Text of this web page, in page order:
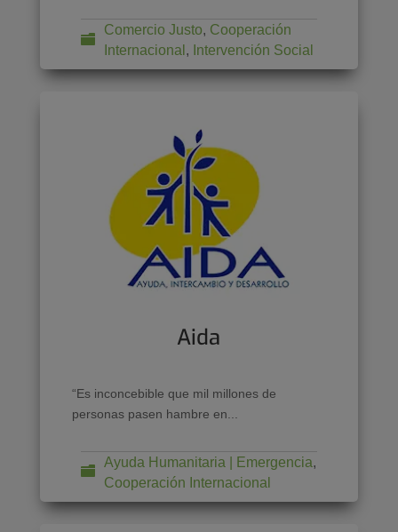
Comercio Justo, Cooperación
Internacional , Intervención Social
Aida
“Es inconcebible que mil millones de
personas pasen hambre en...
Ayuda Humanitaria | Emergencia,
Cooperación Internacional